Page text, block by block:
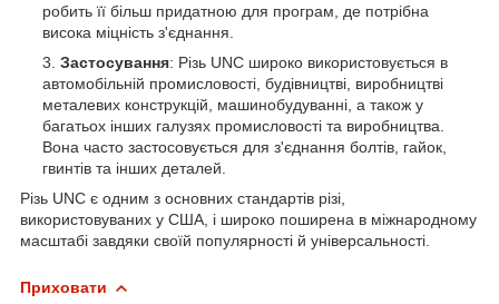
робить її більш придатною для програм, де потрібна
висока міцність з'єднання.
Застосування: Різь UNC широко використовується в
автомобільній промисловості, будівництві, виробництві
металевих конструкцій, машинобудуванні, а також у
багатьох інших галузях промисловості та виробництва.
Вона часто застосовується для з'єднання болтів, гайок,
гвинтів та інших деталей.
Різь UNC є одним з основних стандартів різі,
використовуваних у США, і широко поширена в міжнародному
масштабі завдяки своїй популярності й універсальності.
Приховати